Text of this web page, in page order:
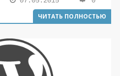
ЧИТАТЬ ПОЛНОСТЬЮ